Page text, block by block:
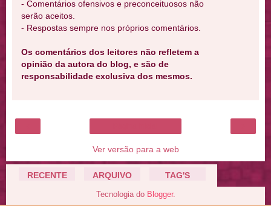
- Comentários ofensivos e preconceituosos não
serão aceitos.
- Respostas sempre nos próprios comentários.
Os comentários dos leitores não refletem a
opinião da autora do blog, e são de
responsabilidade exclusiva dos mesmos.
Ver versão para a web
RECENTE ARQUIVO TAG'S
Tecnologia do Blogger.